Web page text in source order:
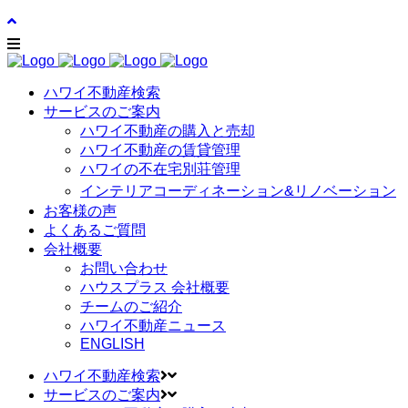
ハワイ不動産検索
サービスのご案内
ハワイ不動産の購入と売却
ハワイ不動産の賃貸管理
ハワイの不在宅別荘管理
インテリアコーディネーション&リノベーション
お客様の声
よくあるご質問
会社概要
お問い合わせ
ハウスプラス 会社概要
チームのご紹介
ハワイ不動産ニュース
ENGLISH
ハワイ不動産検索
サービスのご案内